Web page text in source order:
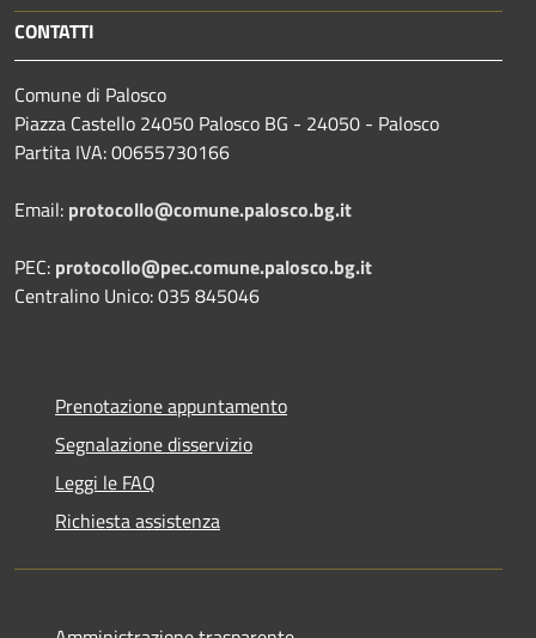
CONTATTI
Comune di Palosco
Piazza Castello 24050 Palosco BG - 24050 - Palosco
Partita IVA: 00655730166
Email: protocollo@comune.palosco.bg.it
PEC: protocollo@pec.comune.palosco.bg.it
Centralino Unico: 035 845046
Prenotazione appuntamento
Segnalazione disservizio
Leggi le FAQ
Richiesta assistenza